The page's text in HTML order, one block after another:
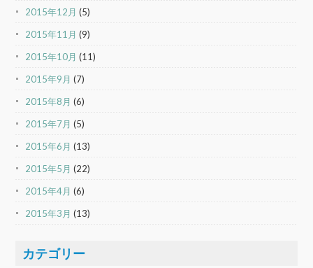
2015年12月 (5)
2015年11月 (9)
2015年10月 (11)
2015年9月 (7)
2015年8月 (6)
2015年7月 (5)
2015年6月 (13)
2015年5月 (22)
2015年4月 (6)
2015年3月 (13)
カテゴリー